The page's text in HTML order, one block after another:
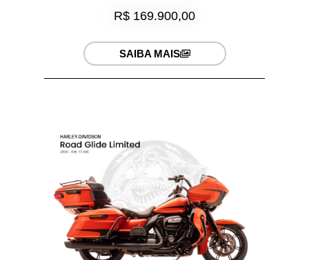
R$ 169.900,00
SAIBA MAIS